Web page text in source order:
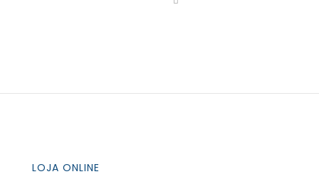
LOJA ONLINE